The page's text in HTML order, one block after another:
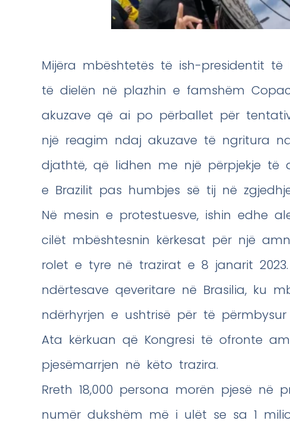
Mijëra mbështetës të ish-presidentit të
të dielën në plazhin e famshëm
akuzave që ai po përballet për
një reagim ndaj akuzave të ngritura
djathtë, që lidhen me një përpjekje të
e Brazilit pas humbjes së tij në
Në mesin e protestuesve, ishin edhe
cilët mbështesnin kërkesat për një
rolet e tyre në trazirat e 8 janarit
ndërtesave qeveritare në Brasilia, ku
ndërhyrjen e ushtrisë për të
Ata kërkuan që Kongresi të ofronte
pjesëmarrjen në këto trazira.
Rreth 18,000 persona morën pjesë në
numër dukshëm më i ulët se sa 1